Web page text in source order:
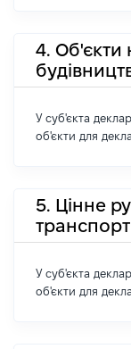
4. Об'єкти
У суб'єкта
об'єкти для
5. Цінне
У суб'єкта
об'єкти для